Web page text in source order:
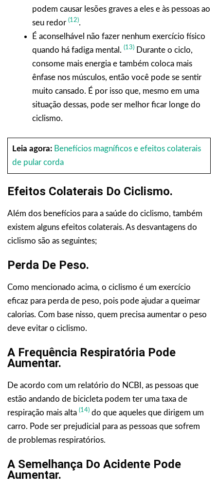
podem causar lesões graves a eles e às pessoas ao
seu redor (12).
É aconselhável não fazer nenhum exercício físico
quando há fadiga mental. (13) Durante o ciclo,
consome mais energia e também coloca mais
ênfase nos músculos, então você pode se sentir
muito cansado. É por isso que, mesmo em uma
situação dessas, pode ser melhor ficar longe do
ciclismo.
Leia agora: Benefícios magníficos e efeitos colaterais
de pular corda
Efeitos Colaterais Do Ciclismo.
Além dos benefícios para a saúde do ciclismo, também
existem alguns efeitos colaterais. As desvantagens do
ciclismo são as seguintes;
Perda De Peso.
Como mencionado acima, o ciclismo é um exercício
eficaz para perda de peso, pois pode ajudar a queimar
calorias. Com base nisso, quem precisa aumentar o peso
deve evitar o ciclismo.
A Frequência Respiratória Pode
Aumentar.
De acordo com um relatório do NCBI, as pessoas que
estão andando de bicicleta podem ter uma taxa de
respiração mais alta (14) do que aqueles que dirigem um
carro. Pode ser prejudicial para as pessoas que sofrem
de problemas respiratórios.
A Semelhança Do Acidente Pode
Aumentar.